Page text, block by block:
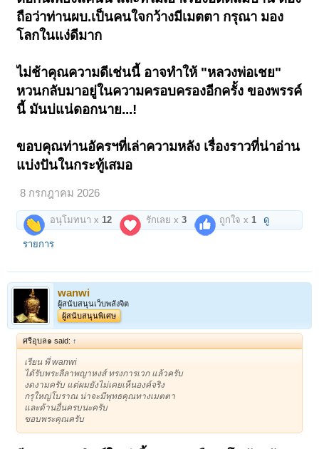
ถือว่าท่านผบ.เป็นคนใจกว้างมีเมตตา กรุณา มอง
โลกในแง่ดีมาก
ไม่ช้าคุณความดีเช่นนี้ อาจทำให้ "หลวงพ่อเชย"
หวนกลับมาอยู่ในความครอบครองอีกครั้ง ของพรรค์
นี้ มันบ่แน่ดอกนาย...!
ขอบคุณท่านอัครฯที่เล่าความหลัง เรื่องราวที่น่าอ่าน
แบ่งปันในกระทู้เสมอ
8 กรกฎาคม 2026
อนุโมทนา x12 รักเลย x3 ถูกใจ x1 ดู
รายการ
wanwi
ผู้สนับสนุนเว็บพลังจิต
ผู้สนับสนุนพิเศษ
ศรีอุบล๑ said: ↑
เรียน พี่ wanwi
ได้รับพระลีลาพญาหงส์ ทรงการเวก แล้วครับ
งดงามครับ แต่ผมยังไม่เคยเห็นองค์จริง
กรุใหญ่โบราณ น่าจะมีพุทธคุณทางเมตตา
และด้านอื่นครบนะครับ
ขอบพระคุณครับ